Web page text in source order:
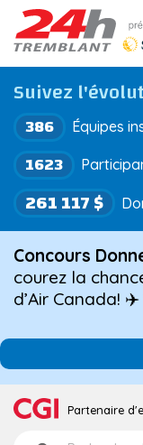
Aller
au
contenu
Suivez
386 Équipes
261 117 $
1623
Concours
courez la
d’Air Canada! ✈️
Partenaire